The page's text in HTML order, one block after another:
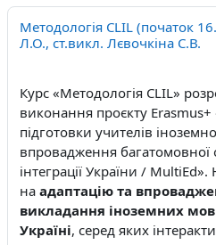
Методологія CLIL (початок
Л.О., ст.викл. Лєвочкіна С.В.
Курс «Методологія CLIL»
виконання проєкту Erasmus+
підготовки учителів
впровадження багатомовної
інтеграції України / MultiEd».
на адаптацію та
викладання іноземних мов
Україні, серед яких